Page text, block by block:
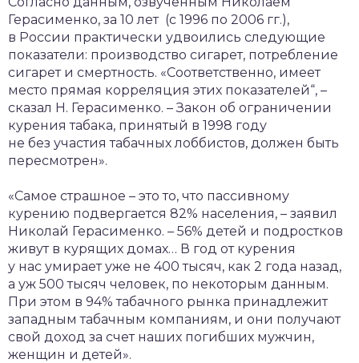
Герасименко, за 10 лет (с 1996 по 2006 гг.),
в России практически удвоились следующие
показатели: производство сигарет, потребление
сигарет и смертность. «Соответственно, имеет
место прямая корреляция этих показателей“, –
сказал Н. Герасименко. – Закон об ограничении
курения табака, принятый в 1998 году
не без участия табачных лоббистов, должен быть
пересмотрен».
«Самое страшное – это то, что пассивному
курению подвергается 82% населения, – заявил
Николай Герасименко. – 56% детей и подростков
живут в курящих домах… В год от курения
у нас умирает уже не 400 тысяч, как 2 года назад,
а уж 500 тысяч человек, по некоторым данным.
При этом в 94% табачного рынка принадлежит
западным табачным компаниям, и они получают
свой доход за счет наших погибших мужчин,
женщин и детей».